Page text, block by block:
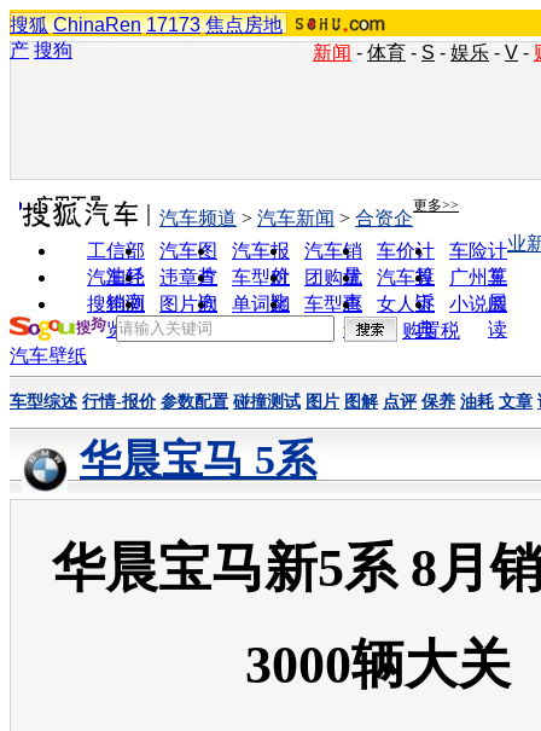
搜狐 ChinaRen 17173 焦点房地
产 搜狗 新闻 - 体育 - S - 娱乐 - V -
实用工具 更多>>
工信部
油耗
汽车图
片
汽车报
价
汽车销
量
车价计
算
车险计
算
汽车经
销商
违章查
询
车型对
比
团购优
惠
汽车投
诉
广州车
展
搜狗浏
览器
图片欣
赏
单词翻
车型查
询
女人宝
典
小说阅
读
汽车频道 > 汽车新闻 > 合资企
业
购置税
汽车壁纸
车型综述 行情-报价 参数配置 碰撞测试 图片 图解 点评 保养 油耗 文章
华晨宝马 5系
华晨宝马新5系 8月
3000辆大关